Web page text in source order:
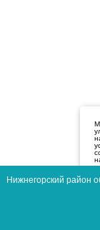
Нижнегорский район